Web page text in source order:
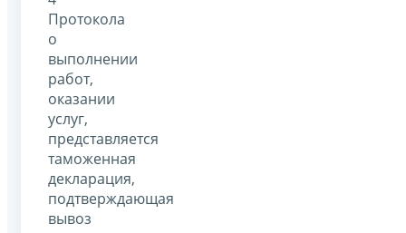
Протокола
о
выполнении
работ,
оказании
услуг,
представляется
таможенная
декларация,
подтверждающая
вывоз